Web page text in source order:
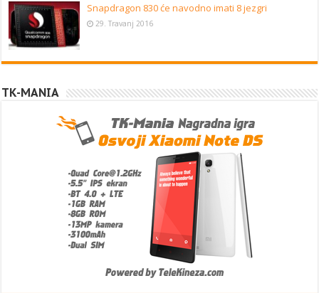
Snapdragon 830 će navodno imati 8 jezgri
29. Travanj 2016
TK-MANIA